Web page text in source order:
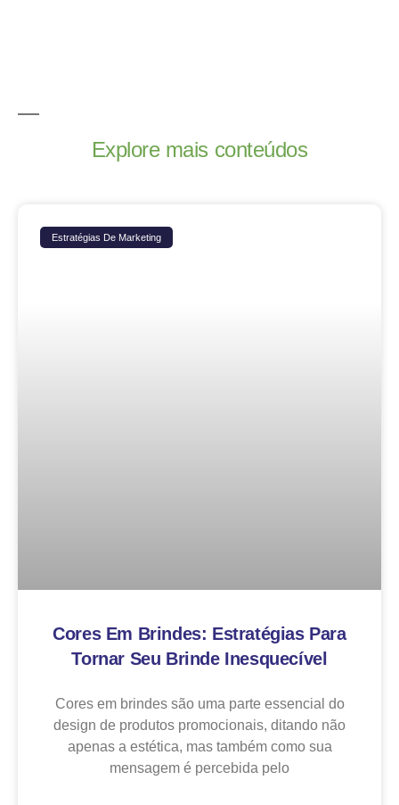
Explore mais conteúdos
Estratégias De Marketing
Cores Em Brindes: Estratégias Para
Tornar Seu Brinde Inesquecível
Cores em brindes são uma parte essencial do
design de produtos promocionais, ditando não
apenas a estética, mas também como sua
mensagem é percebida pelo